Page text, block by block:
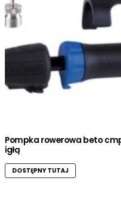
Pompka rowerowa beto
igłą
DOSTĘPNY TUTAJ